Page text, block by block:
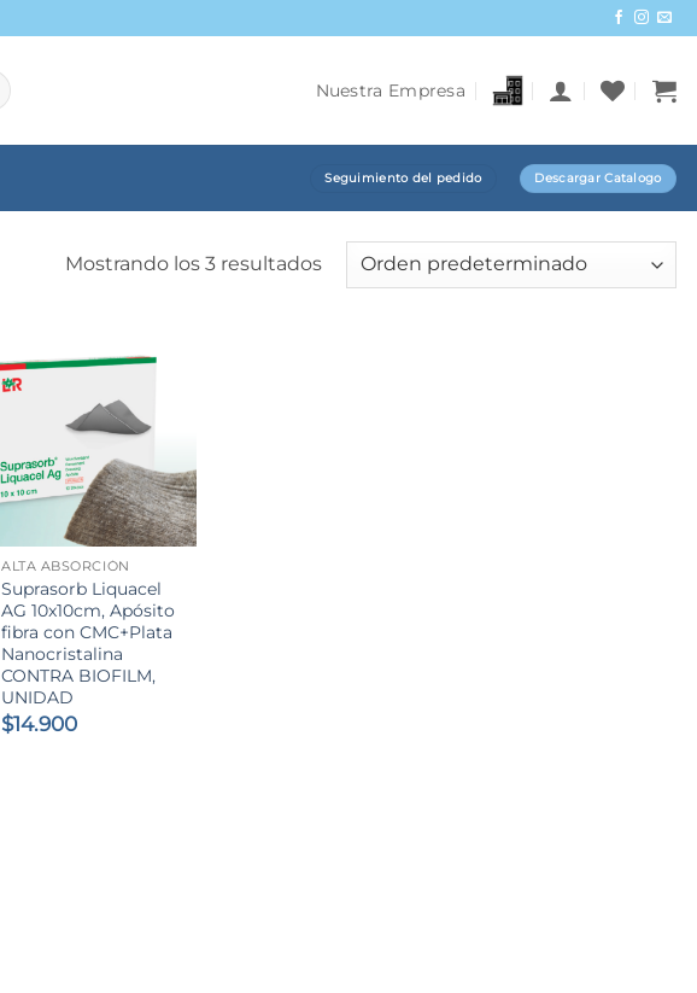
Nuestra Empresa
Seguimiento del pedido Descargar Catalogo
Mostrando los 3 resultados
ALTA ABSORCIÓN
Suprasorb Liquacel
AG 10x10cm, Apósito
fibra con CMC+Plata
Nanocristalina
CONTRA BIOFILM,
UNIDAD
$14.900